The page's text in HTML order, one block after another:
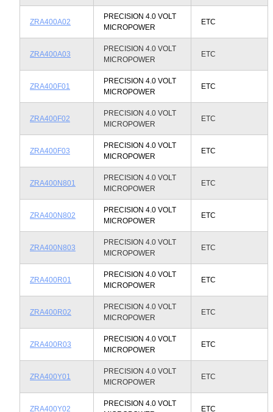
ZRA400A02
PRECISION 4.0 VOLT
MICROPOWER
ETC
ZRA400A03
PRECISION 4.0 VOLT
MICROPOWER
ETC
ZRA400F01
PRECISION 4.0 VOLT
MICROPOWER
ETC
ZRA400F02
PRECISION 4.0 VOLT
MICROPOWER
ETC
ZRA400F03
PRECISION 4.0 VOLT
MICROPOWER
ETC
ZRA400N801
PRECISION 4.0 VOLT
MICROPOWER
ETC
ZRA400N802
PRECISION 4.0 VOLT
MICROPOWER
ETC
ZRA400N803
PRECISION 4.0 VOLT
MICROPOWER
ETC
ZRA400R01
PRECISION 4.0 VOLT
MICROPOWER
ETC
ZRA400R02
PRECISION 4.0 VOLT
MICROPOWER
ETC
ZRA400R03
PRECISION 4.0 VOLT
MICROPOWER
ETC
ZRA400Y01
PRECISION 4.0 VOLT
MICROPOWER
ETC
ZRA400Y02
PRECISION 4.0 VOLT
ETC